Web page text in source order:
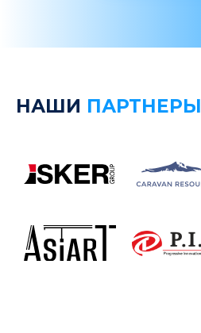
НАШИ ПАРТНЕРЫ